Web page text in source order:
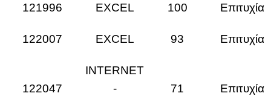
121996 EXCEL 100 Επιτυχία
122007 EXCEL 93 Επιτυχία
122047
INTERNET
-
71 Επιτυχία